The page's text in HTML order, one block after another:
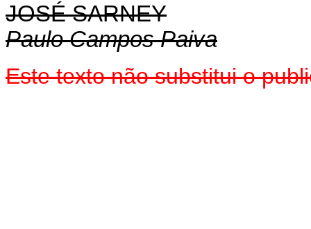
JOSÉ SARNEY
Paulo Campos Paiva
Este texto não substitui o